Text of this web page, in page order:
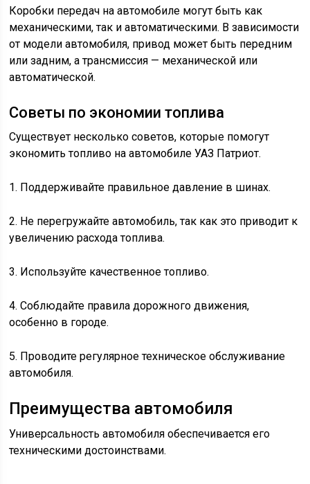
Коробки передач на автомобиле могут быть как
механическими, так и автоматическими. В зависимости
от модели автомобиля, привод может быть передним
или задним, а трансмиссия — механической или
автоматической.
Советы по экономии топлива
Существует несколько советов, которые помогут
экономить топливо на автомобиле УАЗ Патриот.
1. Поддерживайте правильное давление в шинах.
2. Не перегружайте автомобиль, так как это приводит к
увеличению расхода топлива.
3. Используйте качественное топливо.
4. Соблюдайте правила дорожного движения,
особенно в городе.
5. Проводите регулярное техническое обслуживание
автомобиля.
Преимущества автомобиля
Универсальность автомобиля обеспечивается его
техническими достоинствами.